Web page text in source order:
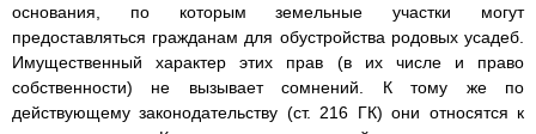
основания, по которым земельные участки могут
предоставляться гражданам для обустройства родовых усадеб.
Имущественный характер этих прав (в их числе и право
собственности) не вызывает сомнений. К тому же по
действующему законодательству (ст. 216 ГК) они относятся к